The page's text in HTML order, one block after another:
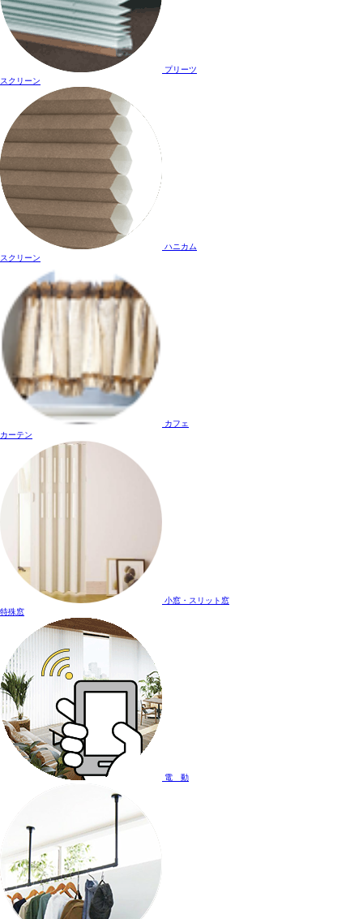
プリーツ
スクリーン
ハニカム
スクリーン
カフェ
カーテン
小窓・スリット窓
特殊窓
電 動